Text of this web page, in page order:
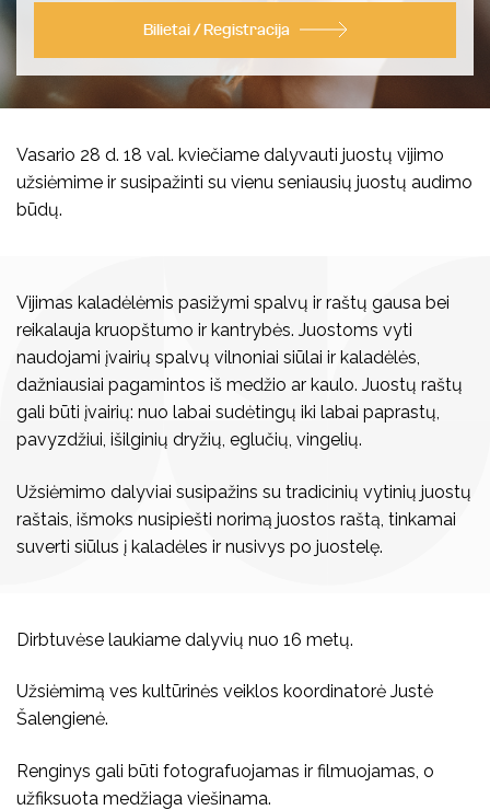
Koncertai
Kalendorinės šventės
Visi edukaciniai užsiėmimai
Knygos
Vaizdo ir garso įrašai
Kūrybiniai rinkiniai
Vilniaus folkloro ansambliai
Archyvas
Bilietai / Registracija
Vasario 28 d. 18 val. kviečiame dalyvauti juostų vijimo
užsiėmime ir susipažinti su vienu seniausių juostų audimo
būdų.
Vijimas kaladėlėmis pasižymi spalvų ir raštų gausa bei
reikalauja kruopštumo ir kantrybės. Juostoms vyti
naudojami įvairių spalvų vilnoniai siūlai ir kaladėlės,
dažniausiai pagamintos iš medžio ar kaulo. Juostų raštų
gali būti įvairių: nuo labai sudėtingų iki labai paprastų,
pavyzdžiui, išilginių dryžių, eglučių, vingelių.
Užsiėmimo dalyviai susipažins su tradicinių vytinių juostų
raštais, išmoks nusipiešti norimą juostos raštą, tinkamai
suverti siūlus į kaladėles ir nusivys po juostelę.
Dirbtuvėse laukiame dalyvių nuo 16 metų.
Užsiėmimą ves kultūrinės veiklos koordinatorė Justė
Šalengienė.
Renginys gali būti fotografuojamas ir filmuojamas, o
užfiksuota medžiaga viešinama.